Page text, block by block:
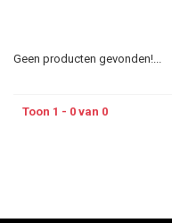
Geen producten gevonden!...
Toon 1 - 0 van 0